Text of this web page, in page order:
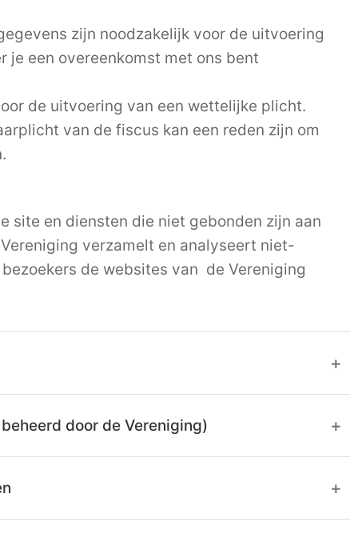
zijn noodzakelijk voor de uitvoering
je een overeenkomst met ons bent
de uitvoering van een wettelijke plicht.
van de fiscus kan een reden zijn om
site en diensten die niet gebonden zijn aan
verzamelt en analyseert niet-
de websites van de Vereniging
door de Vereniging)